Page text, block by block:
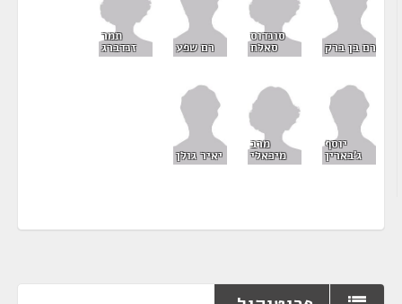
רם בן ברק
סונדוס
סאלח רם שפע
תמר
זנדברג
יוסף
ג'בארין
מרב
מיכאלי יאיר גולן